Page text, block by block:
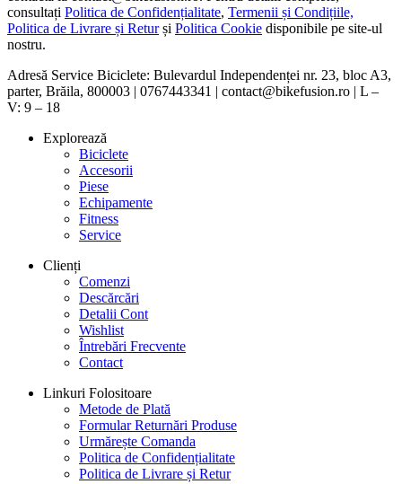
consultați Politica de Confidențialitate, Termenii și Condițiile,
Politica de Livrare și Returși Politica Cookie disponibile pe site-ul
nostru.
Adresă Service Biciclete: Bulevardul Independenței nr. 23, bloc A3,
parter, Brăila, 800003 | 0767443341 | contact@bikefusion.ro | L –
V: 9 – 18
Explorează
Biciclete
Accesorii
Piese
Echipamente
Fitness
Service
Clienți
Comenzi
Descărcări
Detalii Cont
Wishlist
Întrebări Frecvente
Contact
Linkuri Folositoare
Metode de Plată
Formular Returnări Produse
Urmărește Comanda
Politica de Confidențialitate
Politica de Livrare și Retur